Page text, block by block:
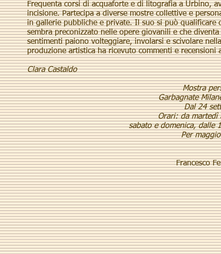
Frequenta corsi di acquaforte e di litografia a Urbino,
incisione. Partecipa a diverse mostre collettive e
in gallerie pubbliche e private. Il suo si può qualificare
sembra preconizzato nelle opere giovanili e che
sentimenti paiono volteggiare, involarsi e scivolare
produzione artistica ha ricevuto commenti e
Clara Castaldo
Mostra
Garbagnate
Dal 24
Orari: da martedì
sabato e domenica, dalle
Per
Francesco